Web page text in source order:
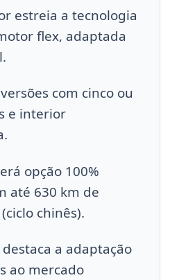
estreia a tecnologia
flex, adaptada
com cinco ou
e interior
opção 100%
até 630 km de
chinês).
a adaptação
ao mercado